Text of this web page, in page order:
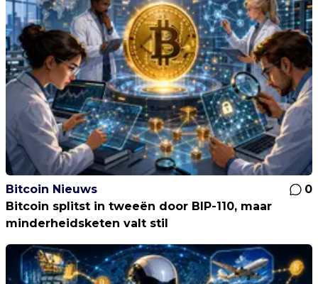
Bitcoin Nieuws
0
Bitcoin splitst in tweeën door BIP-110, maar
minderheidsketen valt stil